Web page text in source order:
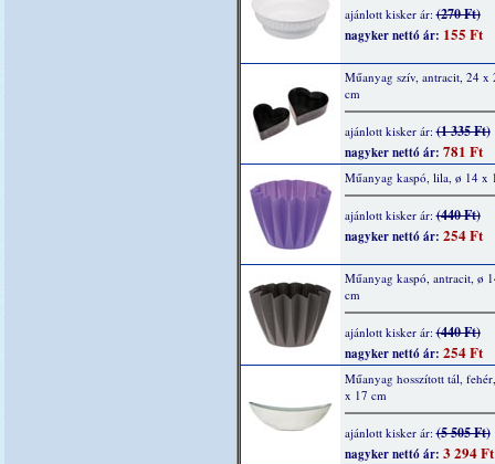
ajánlott kisker ár:(270 Ft)
nagyker nettó ár: 155 Ft
Műanyag szív, antracit, 24 x
cm
ajánlott kisker ár:(1 335 Ft)
nagyker nettó ár: 781 Ft
Műanyag kaspó, lila, ø 14 x
ajánlott kisker ár:(440 Ft)
nagyker nettó ár: 254 Ft
Műanyag kaspó, antracit, ø
cm
ajánlott kisker ár:(440 Ft)
nagyker nettó ár: 254 Ft
Műanyag hosszított tál,
x 17 cm
ajánlott kisker ár:(5 505 Ft)
nagyker nettó ár: 3 294 Ft